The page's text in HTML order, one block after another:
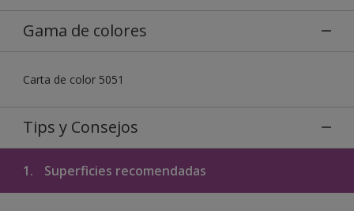
Gama de colores
Carta de color 5051
Tips y Consejos
1. Superficies recomendadas